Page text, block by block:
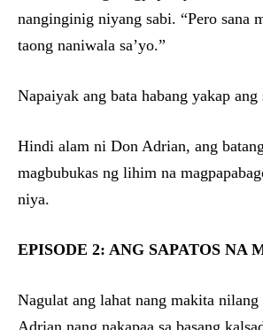
nanginginig niyang sabi. “Pero sana
taong naniwala sa’yo.”
Napaiyak ang bata habang yakap ang
Hindi alam ni Don Adrian, ang
magbubukas ng lihim na
niya.
EPISODE 2: ANG SAPATOS NA
Nagulat ang lahat nang makita